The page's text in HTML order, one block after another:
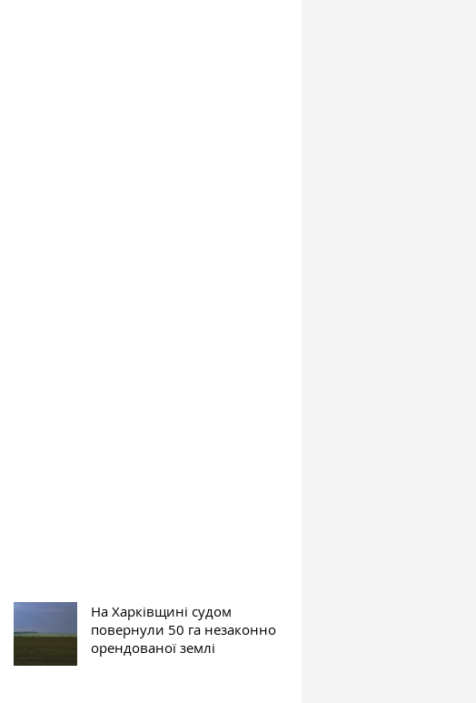
На Харківщині судом
повернули 50 га незаконно
орендованої землі